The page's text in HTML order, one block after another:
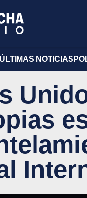
ÚLTIMAS NOTICIAS